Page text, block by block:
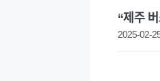
“제주
2025-02-